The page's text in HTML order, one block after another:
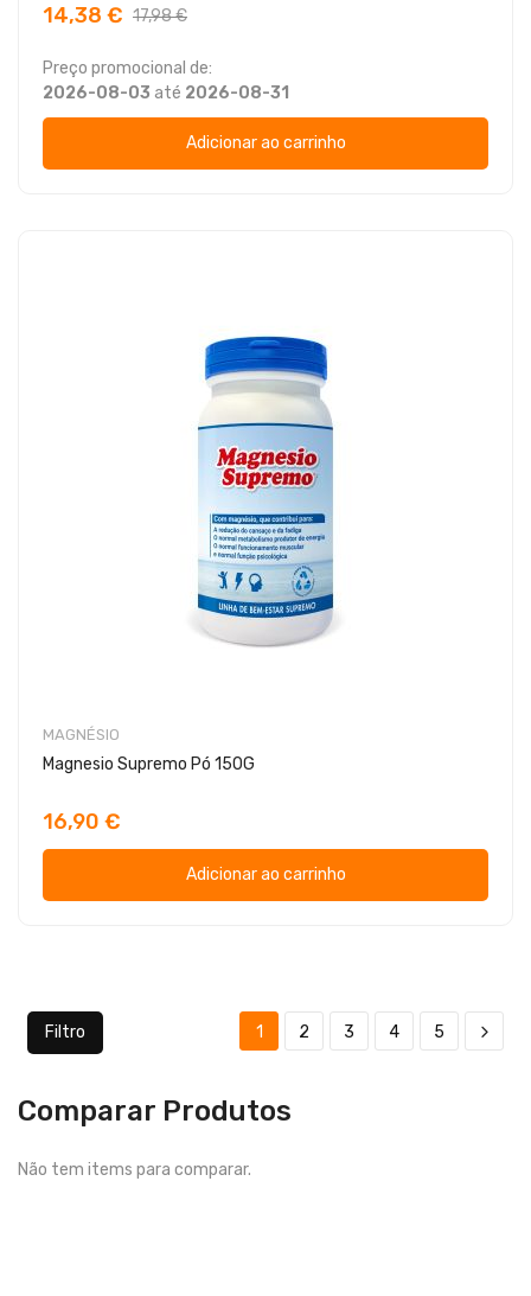
14,38 € 17,98 €
Preço promocional de:
2026-08-03 até 2026-08-31
Adicionar ao carrinho
MAGNÉSIO
Magnesio Supremo Pó 150G
16,90 €
Adicionar ao carrinho
Filtro 1 2 3 4 5
Comparar Produtos
Não tem items para comparar.